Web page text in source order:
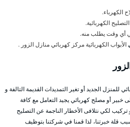
الكهرباء.
الكهربائية.
أي وقت يطلب منه.
الأبواب الكهربائية مركز كهربائي منازل الزور .
للمنزل الجديد أو تغير التمديدات القديمة التالفة و
خبير أو مصلح كهربائي يجيد التعامل مع كافة
تركيب لكي نتلافى الأخطار الناجمة عن التصليح
قلة خبرتنا، لذا قمنا في شركتنا بتوظيف